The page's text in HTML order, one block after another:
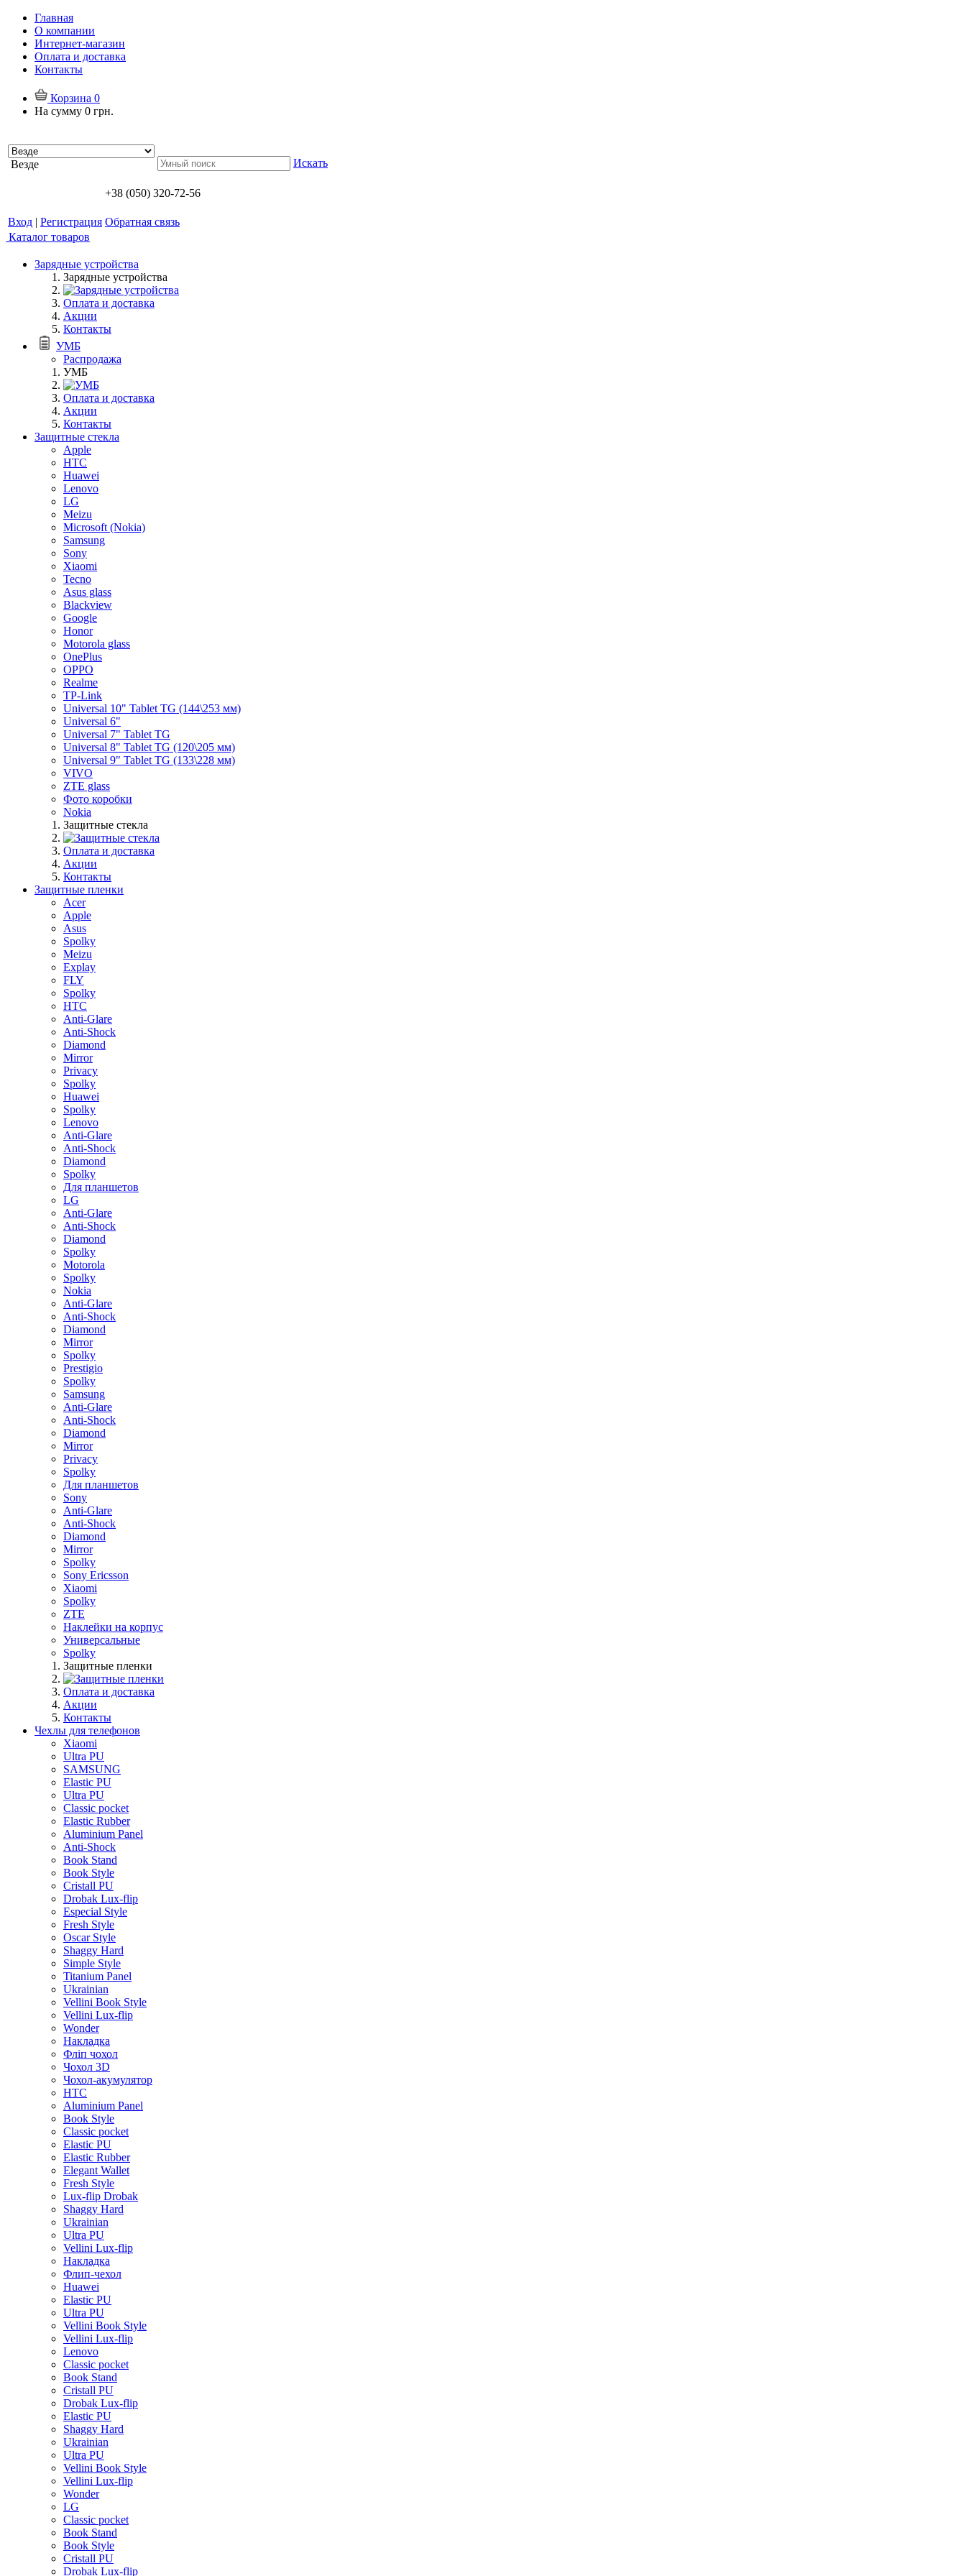
Главная
О компании
Интернет-магазин
Оплата и доставка
Контакты
Корзина 0
На сумму 0 грн.
Везде Искать
+38 (050) 320-72-56
Вход | Регистрация Обратная связь
Каталог товаров
Зарядные устройства
Зарядные устройства
Оплата и доставка
Акции
Контакты
УМБ
Распродажа
УМБ
Оплата и доставка
Акции
Контакты
Защитные стекла
Apple
HTC
Huawei
Lenovo
LG
Meizu
Microsoft (Nokia)
Samsung
Sony
Xiaomi
Tecno
Asus glass
Blackview
Google
Honor
Motorola glass
OnePlus
OPPO
Realme
TP-Link
Universal 10" Tablet TG (144\253 мм)
Universal 6"
Universal 7" Tablet TG
Universal 8" Tablet TG (120\205 мм)
Universal 9" Tablet TG (133\228 мм)
VIVO
ZTE glass
Фото коробки
Nokia
Защитные стекла
Оплата и доставка
Акции
Контакты
Защитные пленки
Acer
Apple
Asus
Spolky
Meizu
Explay
FLY
Spolky
HTC
Anti-Glare
Anti-Shock
Diamond
Mirror
Privacy
Spolky
Huawei
Spolky
Lenovo
Anti-Glare
Anti-Shock
Diamond
Spolky
Для планшетов
LG
Anti-Glare
Anti-Shock
Diamond
Spolky
Motorola
Spolky
Nokia
Anti-Glare
Anti-Shock
Diamond
Mirror
Spolky
Prestigio
Spolky
Samsung
Anti-Glare
Anti-Shock
Diamond
Mirror
Privacy
Spolky
Для планшетов
Sony
Anti-Glare
Anti-Shock
Diamond
Mirror
Spolky
Sony Ericsson
Xiaomi
Spolky
ZTE
Наклейки на корпус
Универсальные
Spolky
Защитные пленки
Оплата и доставка
Акции
Контакты
Чехлы для телефонов
Xiaomi
Ultra PU
SAMSUNG
Elastic PU
Ultra PU
Classic pocket
Elastic Rubber
Aluminium Panel
Anti-Shock
Book Stand
Book Style
Cristall PU
Drobak Lux-flip
Especial Style
Fresh Style
Oscar Style
Shaggy Hard
Simple Style
Titanium Panel
Ukrainian
Vellini Book Style
Vellini Lux-flip
Wonder
Накладка
Фліп чохол
Чохол 3D
Чохол-акумулятор
HTC
Aluminium Panel
Book Style
Classic pocket
Elastic PU
Elastic Rubber
Elegant Wallet
Fresh Style
Lux-flip Drobak
Shaggy Hard
Ukrainian
Ultra PU
Vellini Lux-flip
Накладка
Флип-чехол
Huawei
Elastic PU
Ultra PU
Vellini Book Style
Vellini Lux-flip
Lenovo
Classic pocket
Book Stand
Cristall PU
Drobak Lux-flip
Elastic PU
Shaggy Hard
Ukrainian
Ultra PU
Vellini Book Style
Vellini Lux-flip
Wonder
LG
Classic pocket
Book Stand
Book Style
Cristall PU
Drobak Lux-flip